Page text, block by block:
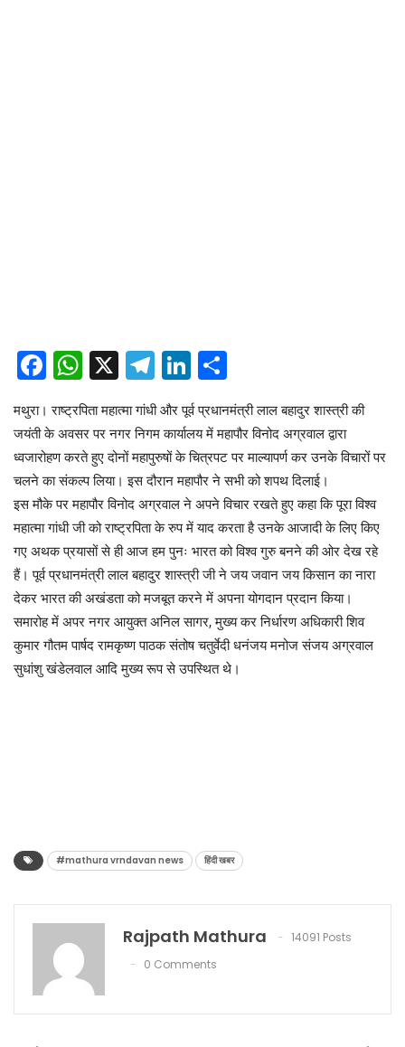
Facebook
WhatsApp
X Telegram
LinkedIn
मथुरा। राष्ट्रपिता महात्मा गांधी और पूर्व प्रधानमंत्री लाल बहादुर शास्त्री की
जयंती के अवसर पर नगर निगम कार्यालय में महापौर विनोद अग्रवाल द्वारा
ध्वजारोहण करते हुए दोनों महापुरुषों के चित्रपट पर माल्यापर्ण कर उनके विचारों पर
चलने का संकल्प लिया। इस दौरान महापौर ने सभी को शपथ दिलाई।
इस मौके पर महापौर विनोद अग्रवाल ने अपने विचार रखते हुए कहा कि पूरा विश्व
महात्मा गांधी जी को राष्ट्रपिता के रुप में याद करता है उनके आजादी के लिए किए
गए अथक प्रयासों से ही आज हम पुनः भारत को विश्व गुरु बनने की ओर देख रहे
हैं। पूर्व प्रधानमंत्री लाल बहादुर शास्त्री जी ने जय जवान जय किसान का नारा
देकर भारत की अखंडता को मजबूत करने में अपना योगदान प्रदान किया।
समारोह में अपर नगर आयुक्त अनिल सागर, मुख्य कर निर्धारण अधिकारी शिव
कुमार गौतम पार्षद रामकृष्ण पाठक संतोष चतुर्वेदी धनंजय मनोज संजय अग्रवाल
सुधांशु खंडेलवाल आदि मुख्य रूप से उपस्थित थे।
#mathura vrndavan news हिंदी खबर
Rajpath Mathura
14091 Posts
0 Comments